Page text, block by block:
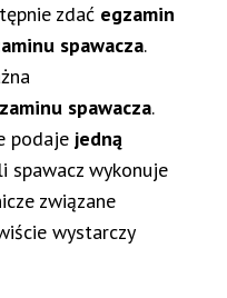
zdać egzamin
spawacza.
spawacza.
podaje jedną
spawacz wykonuje
związane
wystarczy